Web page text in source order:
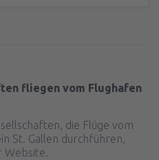
fliegen vom Flughafen
die Flüge vom
St. Gallen durchführen,
Website.